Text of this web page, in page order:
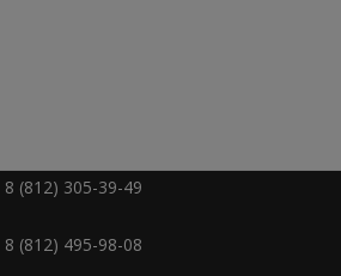
8 (812) 305-39-49
8 (812) 495-98-08